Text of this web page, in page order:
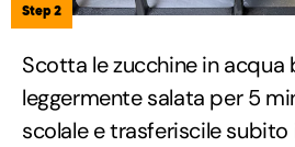
Step 2
Scotta le zucchine in acqua
leggermente salata per 5
scolale e trasferiscile